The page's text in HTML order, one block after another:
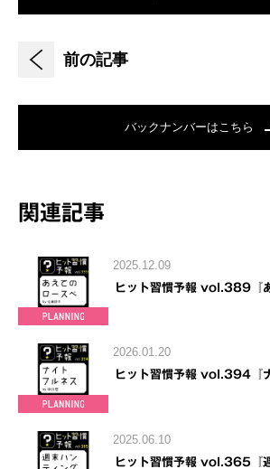
前の記事
バックナンバーはこちら
関連記事
2025.12.09
ヒット習慣予報 vol.389『
2026.01.20
ヒット習慣予報 vol.394『
2025.06.10
ヒット習慣予報 vol.365『